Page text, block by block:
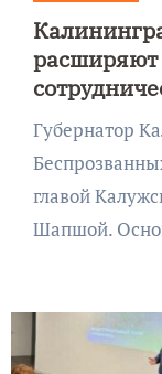
расширяют
Губернатор Калининградской области Алексей
главой
Шапшой.